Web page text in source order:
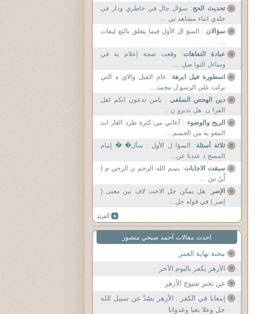
تحديث الحج: سؤال جال في خاطري ودار في
خلدي اثناء مشاهد تي ...
سؤالان : السؤ ال الأول فيما يتعلق بالتع ليقات
...
عبادة التفاهات: وقعت ضجة إعلام ية في
وساءل التوا صل ...
اسطورة فيل ابرهة: عام الفيل والاي ه التي
نزلت على الرسو ل محمد...
دين الهجص السلفى : يامن تدعون انكم اهل
القرا ن. هل تدبرو ن ...
الريح والوضوء : أعاني من كثرة طرد الغاز ات
المعو ية من الجسم...
ثلاثة أسئلة: السؤا ل الأول : سأل� � إمام
المسج د عندنا عن...
سبقت الاجابات: بسم الله الرحم ن الرحي م (
لَّيْ سَ ...
الإصر : هل يمكن حل الاخت لاف بين معنى (
إصر ) في قوله جل...
احدث مقالات آحمد صبحي منصور
محنة نهاية العمر
الأزهر يكفر باليوم الآخر
عن تجبر شيوخ الأزهر
إمعانا في الكفر : الأزهر يصُدّ عن سبيل الله
جل وعلا بغيا وعدوانا